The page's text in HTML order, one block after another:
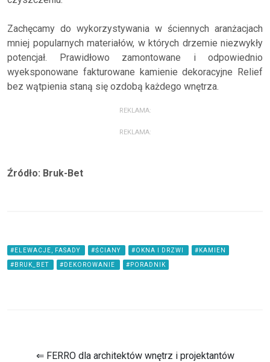
Zachęcamy do wykorzystywania w ściennych aranżacjach
mniej popularnych materiałów, w których drzemie niezwykły
potencjał. Prawidłowo zamontowane i odpowiednio
wyeksponowane fakturowane kamienie dekoracyjne Relief
bez wątpienia staną się ozdobą każdego wnętrza.
REKLAMA:
REKLAMA:
Źródło: Bruk-Bet
#ELEWACJE, FASADY #ŚCIANY #OKNA I DRZWI #KAMIEN
#BRUK_BET #DEKOROWANIE #PORADNIK
⇐ FERRO dla architektów wnętrz i projektantów